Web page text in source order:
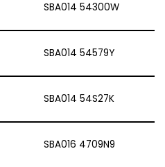
SBA014 54300W
SBA014 54579Y
SBA014 54S27K
SBA016 4709N9